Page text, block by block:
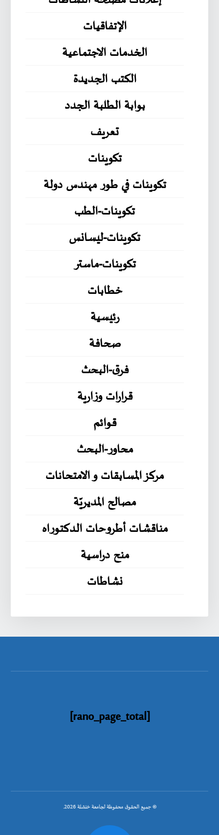
الإتفاقيات
الخدمات الاجتماعية
الكتب الجديدة
بوابة الطلبة الجدد
تعريف
تكوينات
تكوينات في طور مهندس دولة
تكوينات-الطب
تكوينات-ليسانس
تكوينات-ماستر
خطابات
رئيسية
صحافة
فرق-البحث
قرارات وزارية
قوائم
محاور-البحث
مركز المسابقات و الامتحانات
مصالح المديريّة
مناقشات أطروحات الدكتوراه
منح دراسية
نشاطات
[rano_page_total]
© جميع الحقوق محفوظة لجامعة خنشلة 2026.